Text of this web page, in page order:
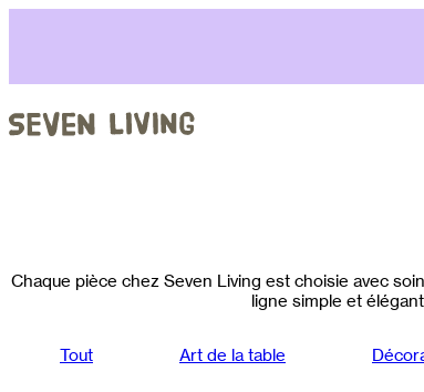
Chaque pièce chez Seven Living est choisie avec
ligne simple et
Tout Art de la table